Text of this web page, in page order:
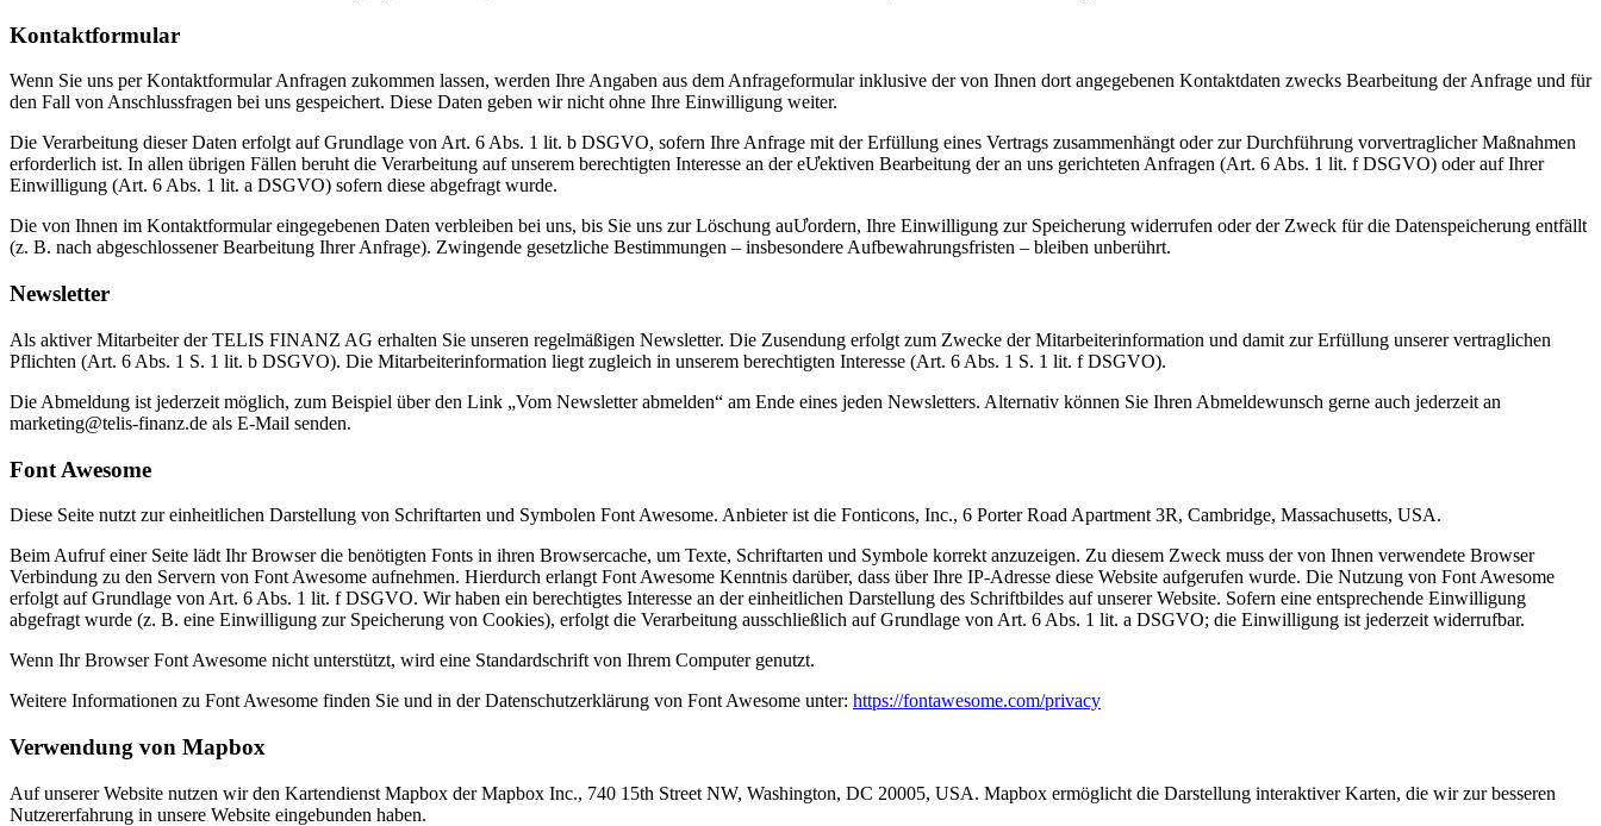
Kontaktformular
Wenn Sie uns per Kontaktformular Anfragen zukommen lassen, werden Ihre Angaben aus dem Anfrageformular inklusive der von Ihnen dort angegebenen Kontaktdaten zwecks Bearbeitung der Anfrage und für
den Fall von Anschlussfragen bei uns gespeichert. Diese Daten geben wir nicht ohne Ihre Einwilligung weiter.
Die Verarbeitung dieser Daten erfolgt auf Grundlage von Art. 6 Abs. 1 lit. b DSGVO, sofern Ihre Anfrage mit der Erfüllung eines Vertrags zusammenhängt oder zur Durchführung vorvertraglicher Maßnahmen
erforderlich ist. In allen übrigen Fällen beruht die Verarbeitung auf unserem berechtigten Interesse an der eƯektiven Bearbeitung der an uns gerichteten Anfragen (Art. 6 Abs. 1 lit. f DSGVO) oder auf Ihrer
Einwilligung (Art. 6 Abs. 1 lit. a DSGVO) sofern diese abgefragt wurde.
Die von Ihnen im Kontaktformular eingegebenen Daten verbleiben bei uns, bis Sie uns zur Löschung auƯordern, Ihre Einwilligung zur Speicherung widerrufen oder der Zweck für die Datenspeicherung entfällt
(z. B. nach abgeschlossener Bearbeitung Ihrer Anfrage). Zwingende gesetzliche Bestimmungen – insbesondere Aufbewahrungsfristen – bleiben unberührt.
Newsletter
Als aktiver Mitarbeiter der TELIS FINANZ AG erhalten Sie unseren regelmäßigen Newsletter. Die Zusendung erfolgt zum Zwecke der Mitarbeiterinformation und damit zur Erfüllung unserer vertraglichen
Pflichten (Art. 6 Abs. 1 S. 1 lit. b DSGVO). Die Mitarbeiterinformation liegt zugleich in unserem berechtigten Interesse (Art. 6 Abs. 1 S. 1 lit. f DSGVO).
Die Abmeldung ist jederzeit möglich, zum Beispiel über den Link „Vom Newsletter abmelden“ am Ende eines jeden Newsletters. Alternativ können Sie Ihren Abmeldewunsch gerne auch jederzeit an
marketing@telis-finanz.de als E-Mail senden.
Font Awesome
Diese Seite nutzt zur einheitlichen Darstellung von Schriftarten und Symbolen Font Awesome. Anbieter ist die Fonticons, Inc., 6 Porter Road Apartment 3R, Cambridge, Massachusetts, USA.
Beim Aufruf einer Seite lädt Ihr Browser die benötigten Fonts in ihren Browsercache, um Texte, Schriftarten und Symbole korrekt anzuzeigen. Zu diesem Zweck muss der von Ihnen verwendete Browser
Verbindung zu den Servern von Font Awesome aufnehmen. Hierdurch erlangt Font Awesome Kenntnis darüber, dass über Ihre IP-Adresse diese Website aufgerufen wurde. Die Nutzung von Font Awesome
erfolgt auf Grundlage von Art. 6 Abs. 1 lit. f DSGVO. Wir haben ein berechtigtes Interesse an der einheitlichen Darstellung des Schriftbildes auf unserer Website. Sofern eine entsprechende Einwilligung
abgefragt wurde (z. B. eine Einwilligung zur Speicherung von Cookies), erfolgt die Verarbeitung ausschließlich auf Grundlage von Art. 6 Abs. 1 lit. a DSGVO; die Einwilligung ist jederzeit widerrufbar.
Wenn Ihr Browser Font Awesome nicht unterstützt, wird eine Standardschrift von Ihrem Computer genutzt.
Weitere Informationen zu Font Awesome finden Sie und in der Datenschutzerklärung von Font Awesome unter: https://fontawesome.com/privacy
Verwendung von Mapbox
Auf unserer Website nutzen wir den Kartendienst Mapbox der Mapbox Inc., 740 15th Street NW, Washington, DC 20005, USA. Mapbox ermöglicht die Darstellung interaktiver Karten, die wir zur besseren
Nutzererfahrung in unsere Website eingebunden haben.